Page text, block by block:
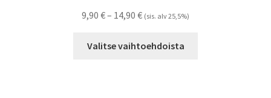
9,90 €– 14,90 €Hintaluokka:
-
(sis. alv 25,5%)
Valitse vaihtoehdoista